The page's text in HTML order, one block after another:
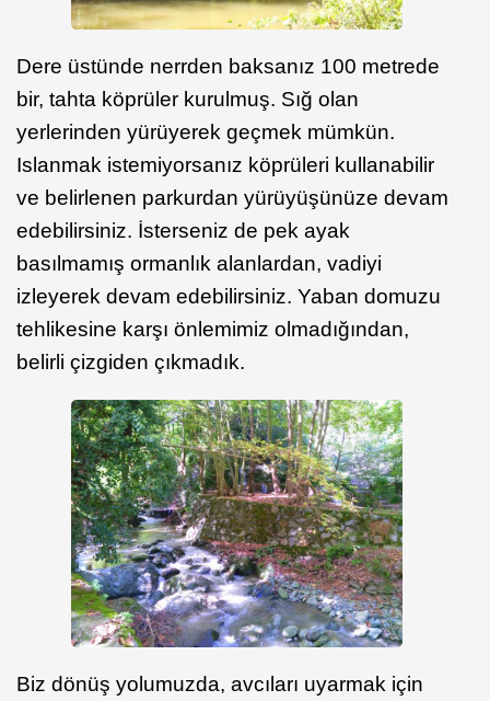
Dere üstünde nerrden baksanız 100 metrede
bir, tahta köprüler kurulmuş. Sığ olan
yerlerinden yürüyerek geçmek mümkün.
Islanmak istemiyorsanız köprüleri kullanabilir
ve belirlenen parkurdan yürüyüşünüze devam
edebilirsiniz. İsterseniz de pek ayak
basılmamış ormanlık alanlardan, vadiyi
izleyerek devam edebilirsiniz. Yaban domuzu
tehlikesine karşı önlemimiz olmadığından,
belirli çizgiden çıkmadık.
Biz dönüş yolumuzda, avcıları uyarmak için